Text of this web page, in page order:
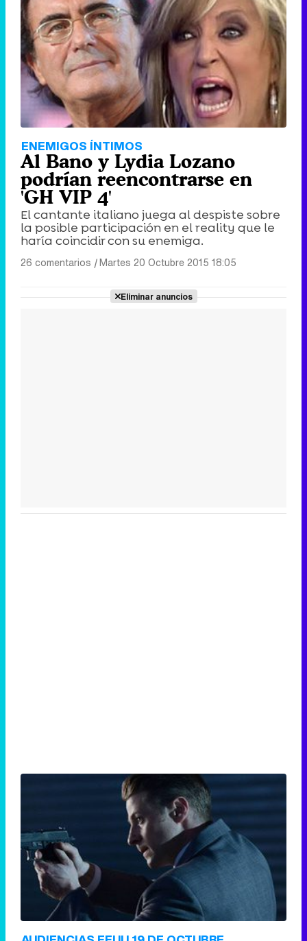
ENEMIGOS ÍNTIMOS
Al Bano y Lydia Lozano
podrían reencontrarse en
'GH VIP 4'
El cantante italiano juega al despiste sobre
la posible participación en el reality que le
haría coincidir con su enemiga.
26 comentarios |Martes 20 Octubre 2015 18:05
Eliminar anuncios